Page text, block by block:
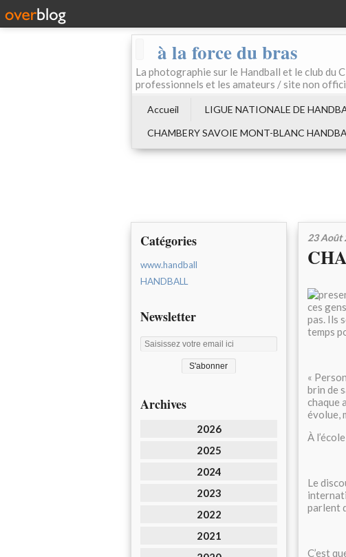
à la force du bras
La photographie sur le Handball et le club du
professionnels et les amateurs / site non
Accueil LIGUE NATIONALE DE
CHAMBERY SAVOIE MONT-BLANC
Catégories
www.handball
HANDBALL
Newsletter
Archives
2026
2025
2024
2023
2022
2021
23 Août
ces
pas. Ils
temps
«
brin de
chaque
évolue,
À
Le
parlent
C’est